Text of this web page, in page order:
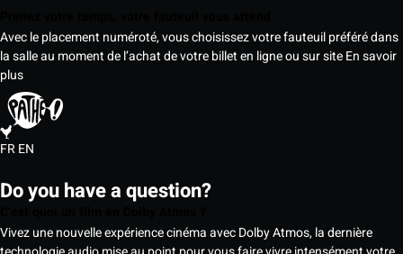
Avec le placement numéroté, vous choisissez votre fauteuil préféré dans
la salle au moment de l’achat de votre billet en ligne ou sur siteEn savoir
plus
FREN
Do you have a question?
Vivez une nouvelle expérience cinéma avec Dolby Atmos, la dernière